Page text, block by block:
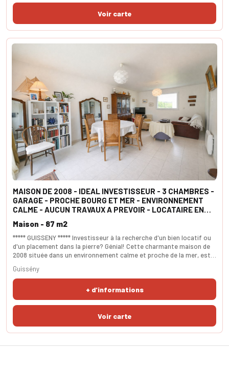
MAISON DE 2008 - IDEAL INVESTISSEUR - 3 CHAMBRES -
GARAGE - PROCHE BOURG ET MER - ENVIRONNEMENT
CALME - AUCUN TRAVAUX A PREVOIR - LOCATAIRE EN
PLACE
***** GUISSENY ***** Investisseur à la recherche d'un bien locatif ou
d'un placement dans la pierre? Génial! Cette charmante maison de
2008 située dans un environnement calme et proche de la mer, est
ouverte sur le saoln-séjour. L'espace de vie est spacieux et lumineux
et à un accés direct sur une terrasse exposée plein sud. Les WC
Maison - 87 m2
+ d'informations
Guissény